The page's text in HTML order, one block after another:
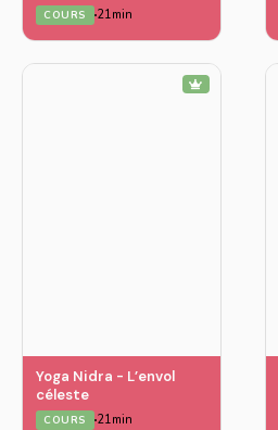
COURS 21min
Yoga Nidra - L’envol
céleste
COURS 21min